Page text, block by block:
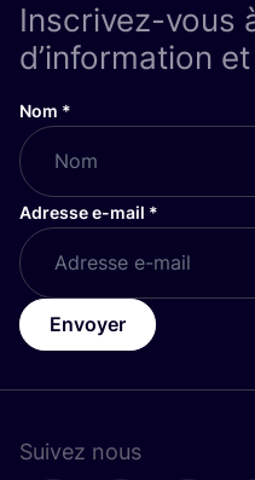
Inscrivez-vous
d’information
Nom *
Adresse e-mail *
Envoyer
Suivez nous